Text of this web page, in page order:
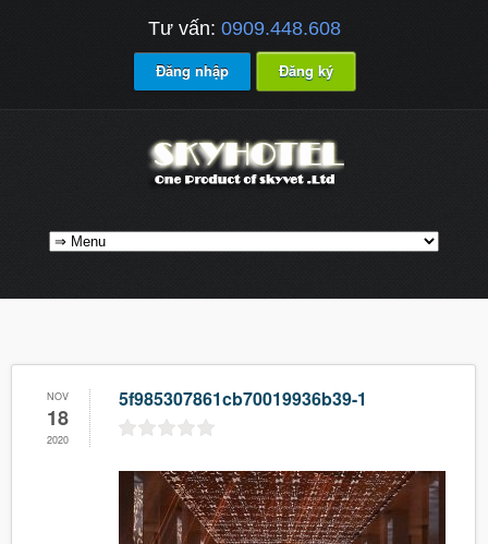
Tư vấn: 0909.448.608
Đăng nhập Đăng ký
NOV
18
2020
5f985307861cb70019936b39-1